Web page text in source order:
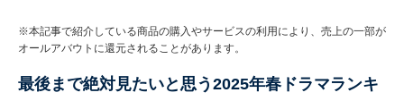
※本記事で紹介している商品の購入やサービスの利用により、売上の一部が
オールアバウトに還元されることがあります。
最後まで絶対見たいと思う2025年春ドラマランキ